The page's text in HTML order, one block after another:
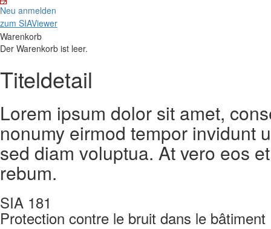
Neu anmelden
zum SIAViewer
Warenkorb
Der Warenkorb ist leer.
Titeldetail
Lorem ipsum dolor sit amet,
nonumy eirmod tempor invidunt
sed diam voluptua. At vero eos
rebum.
SIA 181
Protection contre le bruit dans le bâtiment